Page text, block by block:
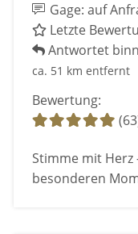
Gage: auf
Letzte
Antwortet
ca. 51 km entfernt
Bewertung:
Stimme mit Herz
besonderen